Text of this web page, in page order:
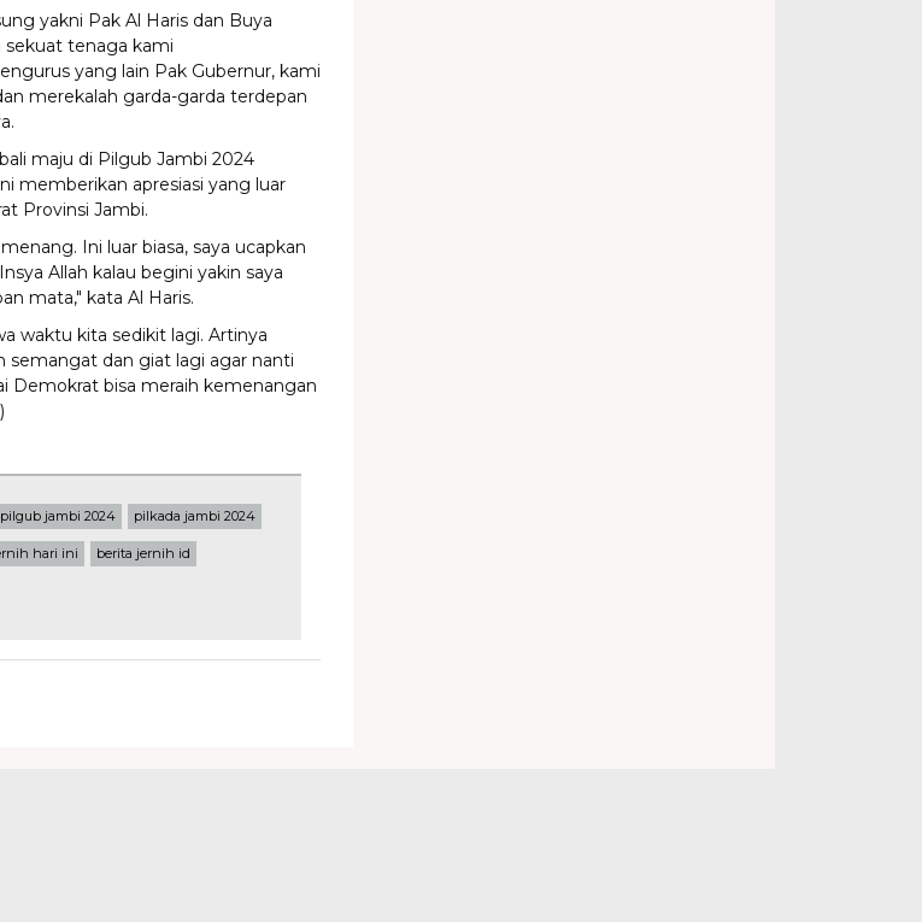
yakni Pak Al Haris dan Buya
sekuat tenaga kami
yang lain Pak Gubernur, kami
merekalah garda-garda terdepan
maju di Pilgub Jambi 2024
memberikan apresiasi yang luar
Provinsi Jambi.
Ini luar biasa, saya ucapkan
Allah kalau begini yakin saya
mata," kata Al Haris.
waktu kita sedikit lagi. Artinya
semangat dan giat lagi agar nanti
Demokrat bisa meraih kemenangan
pilgub jambi 2024 pilkada jambi 2024
hari ini berita jernih id